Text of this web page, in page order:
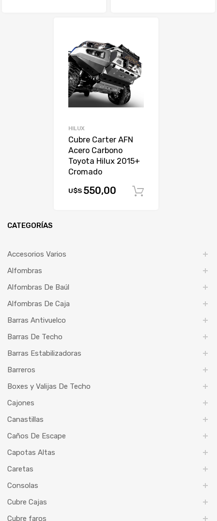
HILUX
Cubre Carter AFN
Acero Carbono
Toyota Hilux 2015+
Cromado
U$S 550,00
CATEGORÍAS
Accesorios Varios
Alfombras
Alfombras De Baúl
Alfombras De Caja
Barras Antivuelco
Barras De Techo
Barras Estabilizadoras
Barreros
Boxes y Valijas De Techo
Cajones
Canastillas
Caños De Escape
Capotas Altas
Caretas
Consolas
Cubre Cajas
Cubre faros